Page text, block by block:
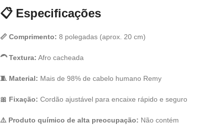
📋 Especificações
📏 Comprimento: 8 polegadas (aprox. 20 cm)
🦱 Textura: Afro cacheada
🧵 Material: Mais de 98% de cabelo humano Remy
🎀 Fixação: Cordão ajustável para encaixe rápido e seguro
⚠️ Produto químico de alta preocupação: Não contém